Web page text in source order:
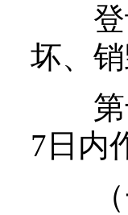
登记
坏、
第十
7日内
（一